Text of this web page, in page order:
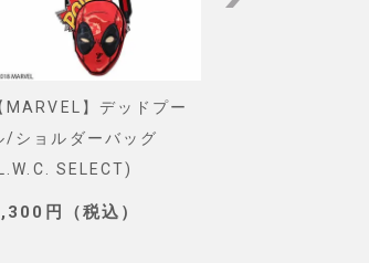
MARVEL】デッドプー
/ショルダーバッグ
SELECT)
円（税込）